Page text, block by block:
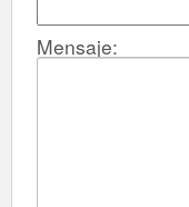
Mensaje: